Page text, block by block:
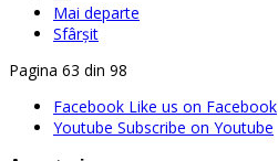
Mai departe
Sfârșit
Pagina 63 din 98
Facebook Like us on Facebook
Youtube Subscribe on Youtube